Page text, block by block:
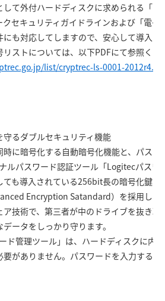
して外付ハードディスクに求められる「
クセキュリティガイドラインおよび「電
にも対応してしますので、安心して導入い
リストについては、以下PDFにて参照くだ
list/cryptrec-ls-0001-
るダブルセキュリティ機能
時に暗号化する自動暗号化機能と、パス
ルパスワード認証ツール「Logitecパスワ
ても導入されている256bit長の暗号化鍵
Encryption Satandard）を採用し、
ア技術で、第三者が中のドライブを抜き
ータをしっかり守ります。
ド管理ツール」は、ハードディスクに内
要がありません。パスワードを入力する